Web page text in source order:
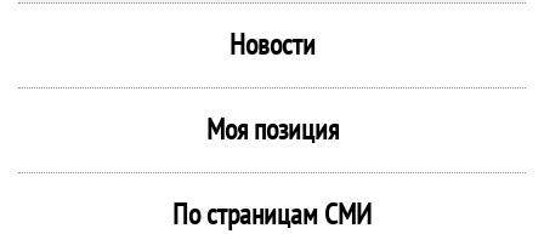
Новости
Моя позиция
По страницам СМИ